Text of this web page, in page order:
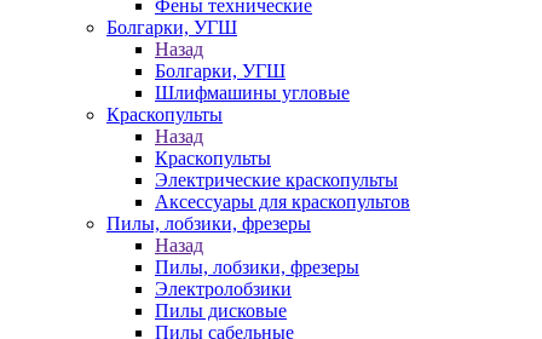
Фены технические
Болгарки, УГШ
Назад
Болгарки, УГШ
Шлифмашины угловые
Краскопульты
Назад
Краскопульты
Электрические краскопульты
Аксессуары для краскопультов
Пилы, лобзики, фрезеры
Назад
Пилы, лобзики, фрезеры
Электролобзики
Пилы дисковые
Пилы сабельные